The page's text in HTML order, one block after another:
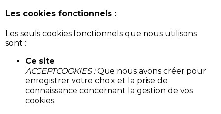
Les cookies fonctionnels :
Les seuls cookies fonctionnels que nous utilisons
sont :
Ce site
ACCEPTCOOKIES :Que nous avons créer pour
enregistrer votre choix et la prise de
connaissance concernant la gestion de vos
cookies.